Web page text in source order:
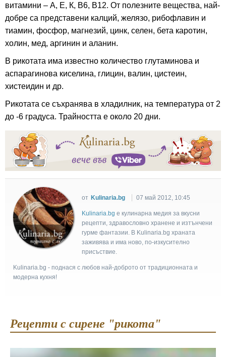
витамини – А, Е, К, В6, В12. От полезните вещества, най-
добре са представени калций, желязо, рибофлавин и
тиамин, фосфор, магнезий, цинк, селен, бета каротин,
холин, мед, аргинин и аланин.
В рикотата има известно количество глутаминова и
аспарагинова киселина, глицин, валин, цистеин,
хистеидин и др.
Рикотата се съхранява в хладилник, на температура от 2
до -6 градуса. Трайността е около 20 дни.
от Kulinaria.bg 07 май 2012, 10:45
Kulinaria.bg e кулинарна медия за вкусни
рецепти, здравословно хранене и изтънчени
гурме фантазии. В Kulinaria.bg храната
заживява и има ново, по-изкусително
присъствие.
Kulinaria.bg - поднася с любов най-доброто от традиционната и
модерна кухня!
Рецепти с сирене "рикота"